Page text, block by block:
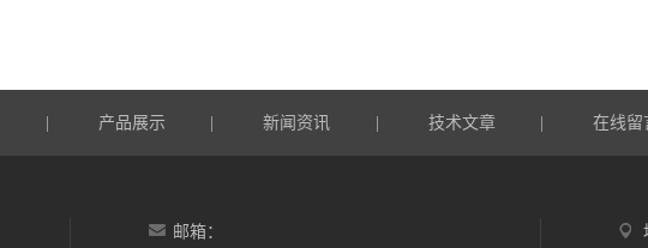
产品展示 新闻资讯 技术文章 在线留
邮箱：